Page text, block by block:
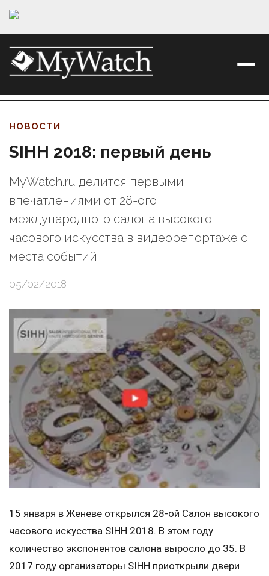
НОВОСТИ
SIHH 2018: первый день
MyWatch.ru делится первыми
впечатлениями от 28-ого
международного салона высокого
часового искусства в видеорепортаже с
места событий.
05/02/2018
15 января в Женеве открылся 28-ой Салон высокого
часового искусства SIHH 2018. В этом году
количество экспонентов салона выросло до 35. В
2017 году организаторы SIHH приоткрыли двери